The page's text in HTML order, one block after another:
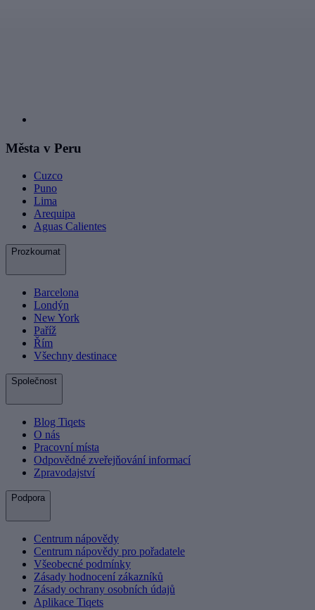
Města v Peru
Cuzco
Puno
Lima
Arequipa
Aguas Calientes
Prozkoumat
Barcelona
Londýn
New York
Paříž
Řím
Všechny destinace
Společnost
Blog Tiqets
O nás
Pracovní místa
Odpovědné zveřejňování informací
Zpravodajství
Podpora
Centrum nápovědy
Centrum nápovědy pro pořadatele
Všeobecné podmínky
Zásady hodnocení zákazníků
Zásady ochrany osobních údajů
Aplikace Tiqets